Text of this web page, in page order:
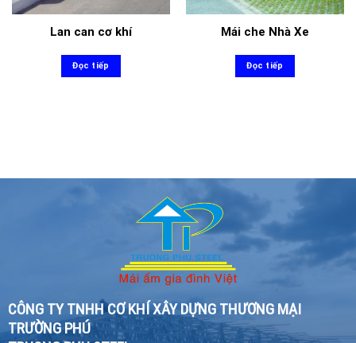
Lan can cơ khí
Đọc tiếp
Mái che Nhà Xe
Đọc tiếp
CÔNG TY TNHH CƠ KHÍ XÂY DỰNG THƯƠNG MẠI
TRƯỜNG PHÚ